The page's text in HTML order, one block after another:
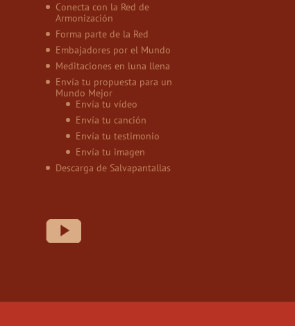
Conecta con la Red de
Armonización
Forma parte de la Red
Embajadores por el Mundo
Meditaciones en luna llena
Envía tu propuesta para un
Mundo Mejor
Envía tu vídeo
Envía tu canción
Envía tu testimonio
Envía tu imagen
Descarga de Salvapantallas